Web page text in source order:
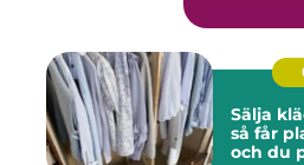
Sälja
så får
och du